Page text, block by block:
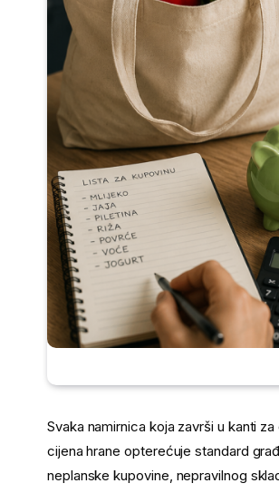
Svaka namirnica koja završi u kanti
cijena hrane opterećuje standard
neplanske kupovine, nepravilnog